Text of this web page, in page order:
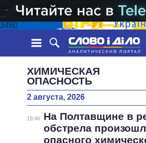
3480
НОВОСТИ
ЛЕНТА
СОБЫТИЯ
СТАТЬИ
МНЕНИЯ
ОБЕЩАНИЯ
ПОЛИТИКИ
ВСЕ ПОЛИТИКИИНФОГРАФИКА
ХИМИЧЕСКАЯ
ОПАСНОСТЬ
2 августа, 2026
18:46
На Полтавщине в
обстрела
опасного